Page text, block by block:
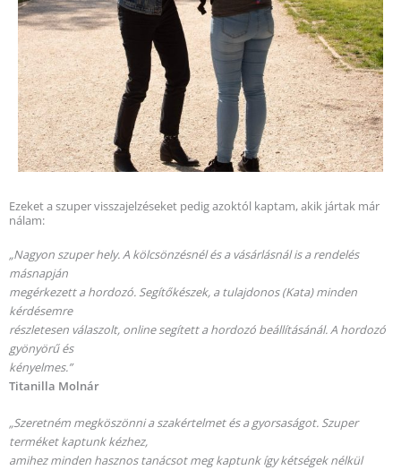
Ezeket a szuper visszajelzéseket pedig azoktól kaptam, akik jártak már
nálam:
„Nagyon szuper hely. A kölcsönzésnél és a vásárlásnál is a rendelés
másnapján
megérkezett a hordozó. Segítőkészek, a tulajdonos (Kata) minden
kérdésemre
részletesen válaszolt, online segített a hordozó beállításánál. A hordozó
gyönyörű és
kényelmes.”
Titanilla Molnár
„Szeretném megköszönni a szakértelmet és a gyorsaságot. Szuper
terméket kaptunk kézhez,
amihez minden hasznos tanácsot meg kaptunk így kétségek nélkül